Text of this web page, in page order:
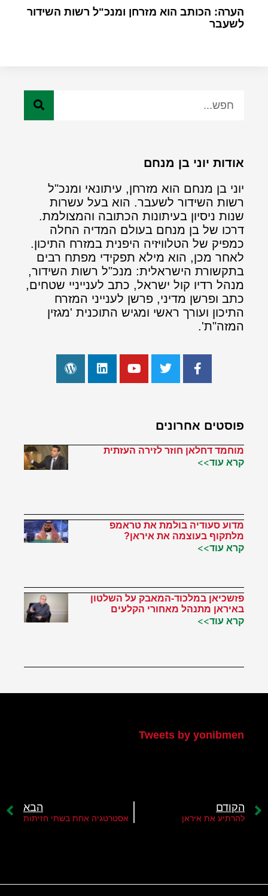
הערה: הכותב הוא מזרחן ומנכ"ל רשות השידור
לשעבר
אודות יוני בן מנחם
יוני בן מנחם הוא מזרחן, עיתונאי ומנכ"ל
רשות השידור לשעבר. הוא בעל עשרות
שנות ניסיון בעיתונות הכתובה והמצולמת.
דרכו של בן מנחם בעולם המדיה החלה
כמפיק של הטלוויזיה היפנית במזרח התיכון.
לאחר מכן, הוא מילא תפקידי מפתח רבים
בתקשורת הישראלית: מנכ"ל רשות השידור,
מנהל רדיו קול ישראל, כתב לענייניי שטחים,
כתב ופרשן מדיני, פרשן לענייני המזרח
התיכון ועורך ראשי ומגיש התוכנית 'מגזין
המזה"ת'.
פוסטים אחרונים
מוחמד דחלאן חוזר לזירה העזתית
קרא עוד>>
מדוע סעודיה בולמת את טראמפ
מלתקוף בעוצמה את איראן?
קרא עוד>>
פזשכיאן במלכוד-המאבק על השלטון
באיראן מתנהל מאחורי הקלעים
קרא עוד>>
Tweets by yonibmen
הקודם
להרתיע את איראן
הבא
אסטרטגיה אחת בשתי חזיתות